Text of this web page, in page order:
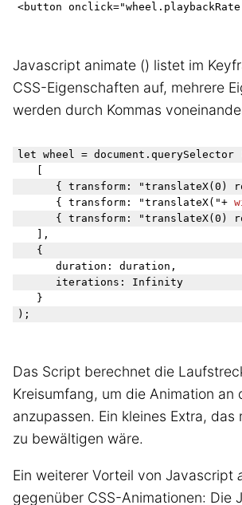
Javascript animate () listet im
CSS-Eigenschaften auf, mehrere
werden durch Kommas
let wheel =
		{ transform: "translateX("+
Das Script berechnet die
Kreisumfang, um die Animation an
anzupassen. Ein kleines Extra, das
zu bewältigen wäre.
Ein weiterer Vorteil von Javascript
gegenüber CSS-Animationen: Die